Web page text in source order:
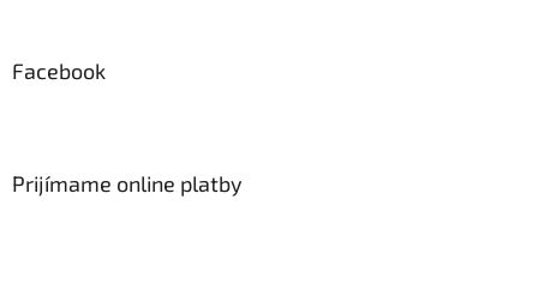
Facebook
Prijímame online platby